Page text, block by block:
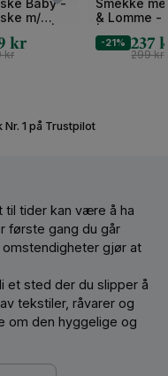
m/
kr
kr
av
2
& Lomme -
-21% 237
299kr
Nr. 1 på Trustpilot
til tider kan være å ha
første gang du går
gjør at
et sted der du slipper å
tekstiler, råvarer og
om den hyggelige og